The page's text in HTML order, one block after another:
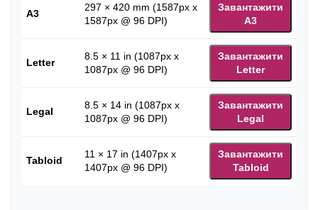
A3
297 × 420 mm (1587px x
1587px @ 96 DPI)
Завантажити
A3
Letter
8.5 × 11 in (1087px x
1087px @ 96 DPI)
Завантажити
Letter
Legal
8.5 × 14 in (1087px x
1087px @ 96 DPI)
Завантажити
Legal
Tabloid
11 × 17 in (1407px x
1407px @ 96 DPI)
Завантажити
Tabloid